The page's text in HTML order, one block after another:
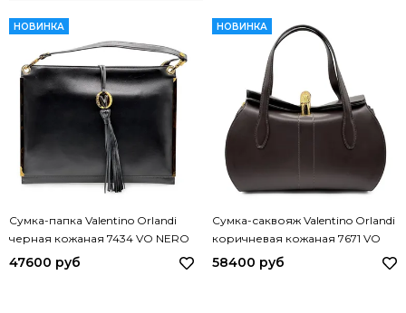
НОВИНКА
Сумка-папка Valentino Orlandi
черная кожаная 7434 VO NERO
47600 руб
НОВИНКА
Сумка-саквояж Valentino Orlandi
коричневая кожаная 7671 VO
MORO
58400 руб